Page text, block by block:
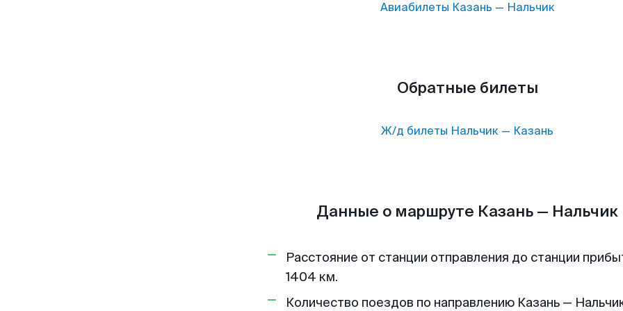
Авиабилеты Казань — Нальчик
Обратные билеты
Ж/д билеты Нальчик — Казань
Данные о маршруте Казань — Нальчик
Расстояние от станции отправления до станции
1404 км.
Количество поездов по направлению Казань —